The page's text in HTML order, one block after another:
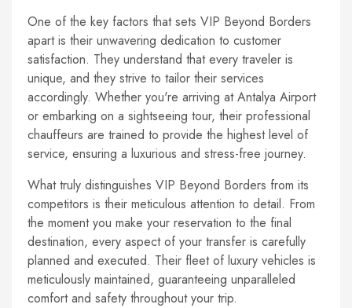
One of the key factors that sets VIP Beyond Borders
apart is their unwavering dedication to customer
satisfaction. They understand that every traveler is
unique, and they strive to tailor their services
accordingly. Whether you're arriving at Antalya Airport
or embarking on a sightseeing tour, their professional
chauffeurs are trained to provide the highest level of
service, ensuring a luxurious and stress-free journey.
What truly distinguishes VIP Beyond Borders from its
competitors is their meticulous attention to detail. From
the moment you make your reservation to the final
destination, every aspect of your transfer is carefully
planned and executed. Their fleet of luxury vehicles is
meticulously maintained, guaranteeing unparalleled
comfort and safety throughout your trip.